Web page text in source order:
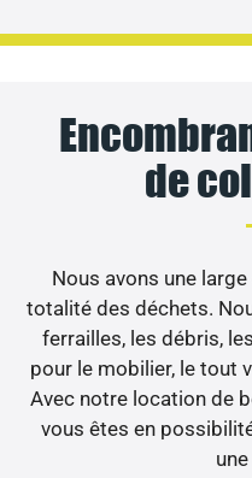
de
Nous avons une
totalité des déchets.
ferrailles, les débris,
pour le mobilier, le tout
Avec notre location de
vous êtes en